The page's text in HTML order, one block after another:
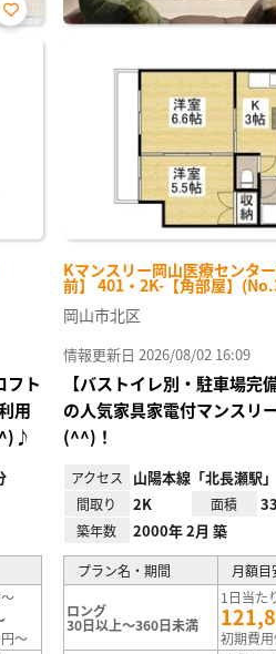
お気
フト
用
～
Kマンスリー岡山医療センタ
前】 401・2K-【角部屋】
岡山市北区
情報更新日 2026/08/02 16:09
【バストイレ別・駐車場完
の人気家具家電付マンスリ
(^^)！
アクセス 山陽本線「北長瀬駅」
間取り 2K 面積
築年数 2000年 2月 築
プラン名・期間 月額目
ロング
30日以上～360日未満
1日当た
初期費